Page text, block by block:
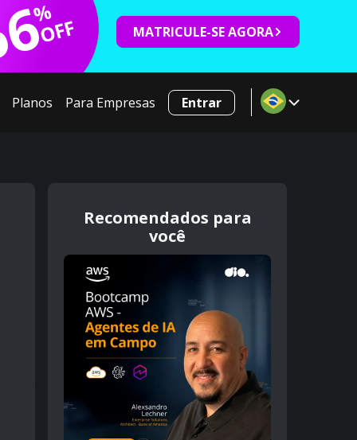
%
OFF MATRICULE-SE AGORA
Planos Para Empresas Entrar
Recomendados para
você